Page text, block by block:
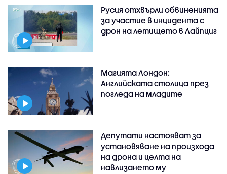
Русия отхвърли обвиненията
за участие в инцидента с
дрон на летището в Лайпциг
Магията Лондон:
Английската столица през
погледа на младите
Депутати настояват за
установяване на произхода
на дрона и целта на
навлизането му